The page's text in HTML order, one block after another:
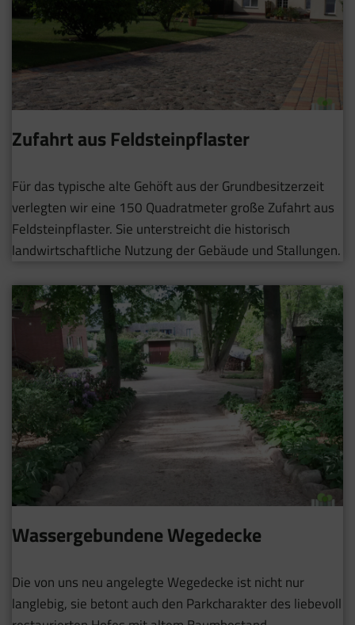
Zufahrt aus Feldsteinpflaster
Für das typische alte Gehöft aus der Grundbesitzerzeit
verlegten wir eine 150 Quadratmeter große Zufahrt aus
Feldsteinpflaster. Sie unterstreicht die historisch
landwirtschaftliche Nutzung der Gebäude und Stallungen.
Wassergebundene Wegedecke
Die von uns neu angelegte Wegedecke ist nicht nur
langlebig, sie betont auch den Parkcharakter des liebevoll